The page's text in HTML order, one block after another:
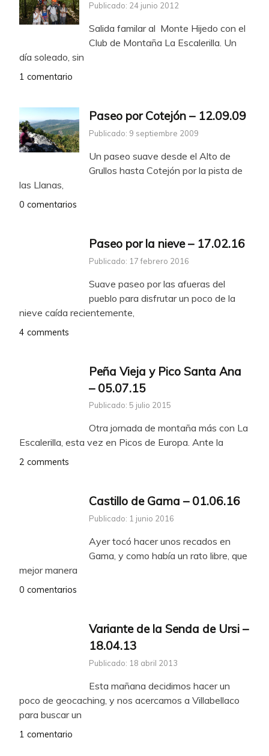
Publicado: 24 junio 2012
Salida familar al Monte Hijedo con el
Club de Montaña La Escalerilla. Un
día soleado, sin
1 comentario
Paseo por Cotejón – 12.09.09
Publicado: 9 septiembre 2009
Un paseo suave desde el Alto de
Grullos hasta Cotejón por la pista de
las Llanas,
0 comentarios
Paseo por la nieve – 17.02.16
Publicado: 17 febrero 2016
Suave paseo por las afueras del
pueblo para disfrutar un poco de la
nieve caída recientemente,
4 comments
Peña Vieja y Pico Santa Ana
– 05.07.15
Publicado: 5 julio 2015
Otra jornada de montaña más con La
Escalerilla, esta vez en Picos de Europa. Ante la
2 comments
Castillo de Gama – 01.06.16
Publicado: 1 junio 2016
Ayer tocó hacer unos recados en
Gama, y como había un rato libre, que
mejor manera
0 comentarios
Variante de la Senda de Ursi –
18.04.13
Publicado: 18 abril 2013
Esta mañana decidimos hacer un
poco de geocaching, y nos acercamos a Villabellaco
para buscar un
1 comentario